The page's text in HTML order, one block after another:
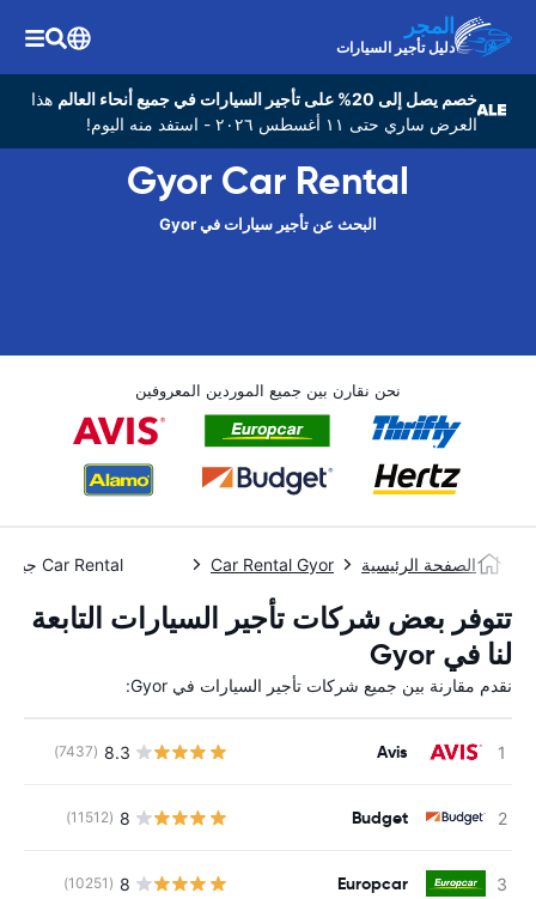
المجر
دليل تأجير السيارات
خصم يصل إلى 20% على تأجير السيارات في جميع أنحاء العالم
هذا
العرض ساري حتى ١١ أغسطس ٢٠٢٦ - استفد منه اليوم!
Gyor Car Rental
البحث عن تأجير سيارات في Gyor
نحن نقارن بين جميع الموردين المعروفين
الصفحة الرئيسية Car Rental Gyor Car Rental جيور
تتوفر بعض شركات تأجير السيارات التابعة
لنا في Gyor
نقدم مقارنة بين جميع شركات تأجير السيارات في Gyor:
Avis
8.3
(7437)
Budget
8
(11512)
Europcar
8
(10251)